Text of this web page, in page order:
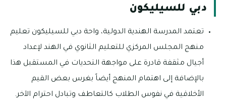
دبي للسيليكون
تعتمد المدرسة الهندية الدولية، واحة دبي للسيليكون تعليم
منهج المجلس المركزي للتعليم الثانوي في الهند لإعداد
أجيال مثقفة قادرة على مواجهة التحديات في المستقبل هذا
بالإضافة إلى اهتمام المنهج أيضاً بغرس بعض القيم
الأخلاقية في نفوس الطلاب كالتعاطف وتبادل احترام الآخر.